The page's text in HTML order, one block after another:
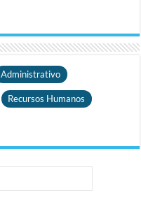
Administrativo
Recursos Humanos